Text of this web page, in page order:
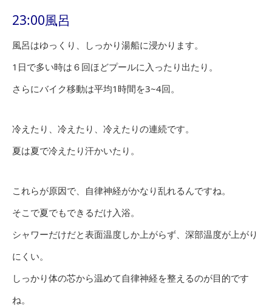
23:00風呂
風呂はゆっくり、しっかり湯船に浸かります。
1日で多い時は６回ほどプールに入ったり出たり。
さらにバイク移動は平均1時間を3~4回。
冷えたり、冷えたり、冷えたりの連続です。
夏は夏で冷えたり汗かいたり。
これらが原因で、自律神経がかなり乱れるんですね。
そこで夏でもできるだけ入浴。
シャワーだけだと表面温度しか上がらず、深部温度が上がり
にくい。
しっかり体の芯から温めて自律神経を整えるのが目的です
ね。